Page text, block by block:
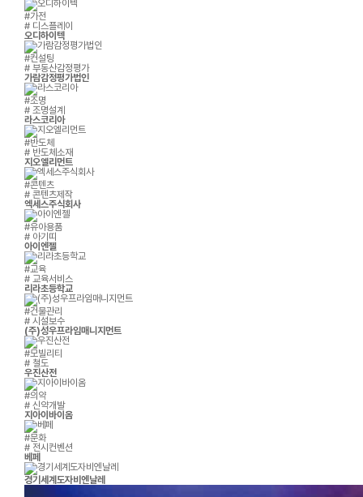
#가전
# 디스플레이
오디하이텍
#컨설팅
# 부동산감정평가
가람감정평가법인
#조명
# 조명설계
라스코리아
#반도체
# 반도체소재
지오엘리먼트
#콘텐츠
# 콘텐츠제작
엑세스주식회사
#유아용품
# 아기띠
아이엔젤
#교육
# 교육서비스
리라초등학교
#건물관리
# 시설보수
(주)성우프라임매니지먼트
#모빌리티
# 철도
우진산전
#의약
# 신약개발
지아이바이옴
#문화
# 전시컨벤션
베페
경기세계도자비엔날레